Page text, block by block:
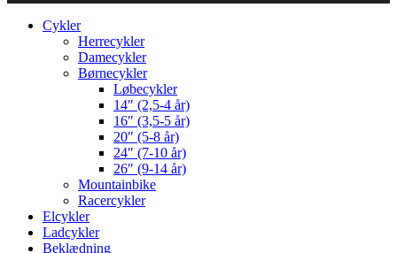
Cykler
Herrecykler
Damecykler
Børnecykler
Løbecykler
14″ (2,5-4 år)
16″ (3,5-5 år)
20″ (5-8 år)
24″ (7-10 år)
26″ (9-14 år)
Mountainbike
Racercykler
Elcykler
Ladcykler
Beklædning